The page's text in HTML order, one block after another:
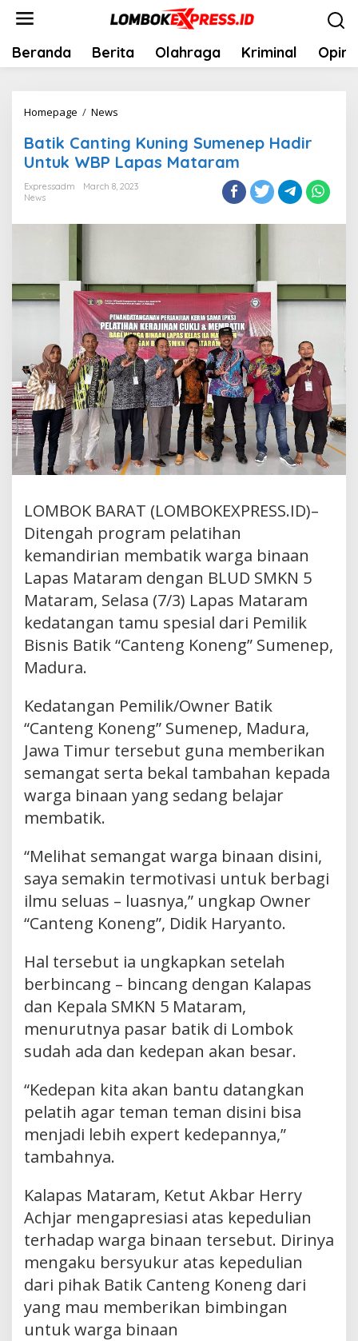
Skip
content
Beranda Berita Olahraga Kriminal Opini
Homepage / News
Kuning
Sumenep
Hadir
WBP
Batik Canting Kuning Sumenep Hadir
Untuk WBP Lapas Mataram
Expressadm
March 8, 2023
News
LOMBOK BARAT (LOMBOKEXPRESS.ID)–
Ditengah program pelatihan
kemandirian membatik warga binaan
Lapas Mataram dengan BLUD SMKN 5
Mataram, Selasa (7/3) Lapas Mataram
kedatangan tamu spesial dari Pemilik
Bisnis Batik “Canteng Koneng” Sumenep,
Madura.
Kedatangan Pemilik/Owner Batik
“Canteng Koneng” Sumenep, Madura,
Jawa Timur tersebut guna memberikan
semangat serta bekal tambahan kepada
warga binaan yang sedang belajar
membatik.
“Melihat semangat warga binaan disini,
saya semakin termotivasi untuk berbagi
ilmu seluas – luasnya,” ungkap Owner
“Canteng Koneng”, Didik Haryanto.
Hal tersebut ia ungkapkan setelah
berbincang – bincang dengan Kalapas
dan Kepala SMKN 5 Mataram,
menurutnya pasar batik di Lombok
sudah ada dan kedepan akan besar.
“Kedepan kita akan bantu datangkan
pelatih agar teman teman disini bisa
menjadi lebih expert kedepannya,”
tambahnya.
Kalapas Mataram, Ketut Akbar Herry
Achjar mengapresiasi atas kepedulian
terhadap warga binaan tersebut. Dirinya
mengaku bersyukur atas kepedulian
dari pihak Batik Canteng Koneng dari
yang mau memberikan bimbingan
untuk warga binaan